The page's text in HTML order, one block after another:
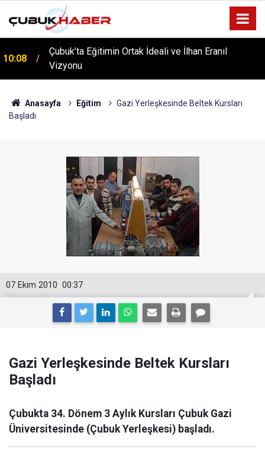
12:06
ÇUBUK’TA ‘YAZA MERHABA’ COŞKUSU: Kursiyerler
Gönüllerince Eğlendi!
Anasayfa Eğitim
Gazi Yerleşkesinde Beltek Kursları
Başladı
00:37
07 Ekim 2010
Gazi Yerleşkesinde Beltek Kursları
Başladı
Çubukta 34. Dönem 3 Aylık Kursları Çubuk Gazi
Üniversitesinde (Çubuk Yerleşkesi) başladı.